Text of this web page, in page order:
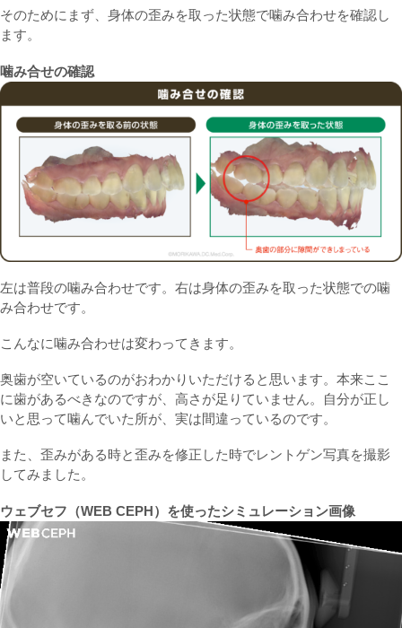
そのためにまず、身体の歪みを取った状態で噛み合わせを確認し
ます。
噛み合せの確認
左は普段の噛み合わせです。右は身体の歪みを取った状態での噛
み合わせです。
こんなに噛み合わせは変わってきます。
奥歯が空いているのがおわかりいただけると思います。本来ここ
に歯があるべきなのですが、高さが足りていません。自分が正し
いと思って噛んでいた所が、実は間違っているのです。
また、歪みがある時と歪みを修正した時でレントゲン写真を撮影
してみました。
ウェブセフ（WEB CEPH）を使ったシミュレーション画像